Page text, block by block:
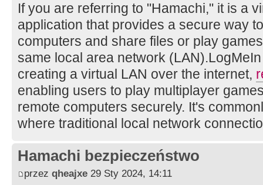
If you are referring to "Hamachi," it is a
application that provides a secure way
computers and share files or play
same local area network
creating a virtual LAN over the internet,
enabling users to play multiplayer
remote computers securely. It's
where traditional local network
Hamachi bezpieczeństwo
przez qheajxe 29 Sty 2024, 14:11